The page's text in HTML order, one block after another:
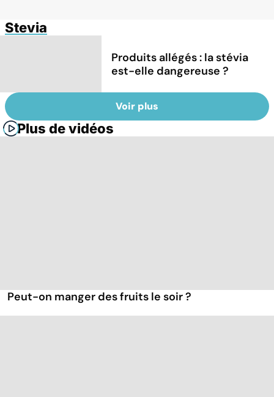
Stevia
Produits allégés : la stévia
est-elle dangereuse ?
Voir plus
Plus de vidéos
Peut-on manger des fruits le soir ?